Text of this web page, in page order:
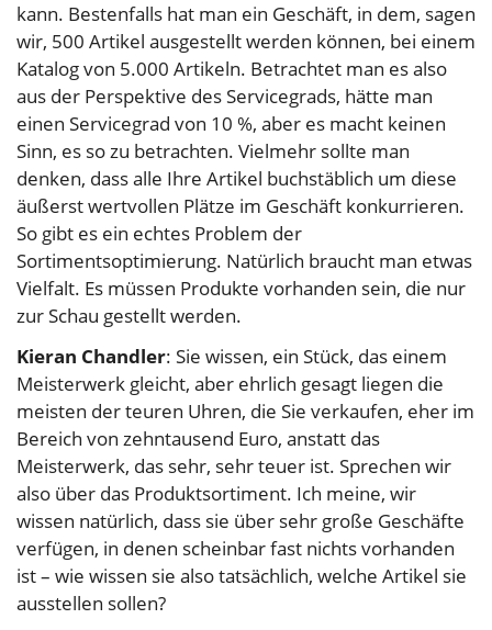
kann. Bestenfalls hat man ein Geschäft, in dem, sagen
wir, 500 Artikel ausgestellt werden können, bei einem
Katalog von 5.000 Artikeln. Betrachtet man es also
aus der Perspektive des Servicegrads, hätte man
einen Servicegrad von 10 %, aber es macht keinen
Sinn, es so zu betrachten. Vielmehr sollte man
denken, dass alle Ihre Artikel buchstäblich um diese
äußerst wertvollen Plätze im Geschäft konkurrieren.
So gibt es ein echtes Problem der
Sortimentsoptimierung. Natürlich braucht man etwas
Vielfalt. Es müssen Produkte vorhanden sein, die nur
zur Schau gestellt werden.
Kieran Chandler: Sie wissen, ein Stück, das einem
Meisterwerk gleicht, aber ehrlich gesagt liegen die
meisten der teuren Uhren, die Sie verkaufen, eher im
Bereich von zehntausend Euro, anstatt das
Meisterwerk, das sehr, sehr teuer ist. Sprechen wir
also über das Produktsortiment. Ich meine, wir
wissen natürlich, dass sie über sehr große Geschäfte
verfügen, in denen scheinbar fast nichts vorhanden
ist – wie wissen sie also tatsächlich, welche Artikel sie
ausstellen sollen?